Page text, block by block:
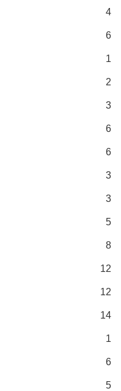
4
6
1
2
3
6
6
3
3
5
8
12
12
14
1
6
5